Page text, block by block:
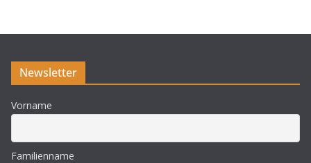
s
Newsletter
Vorname
Familienname